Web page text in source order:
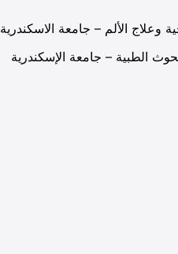
وعلاج الألم – جامعة الاسكندرية
الطبية – جامعة الإسكندرية